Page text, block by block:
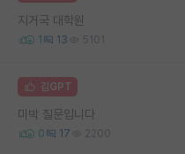
지거국 대학원
1 13 5101
김GPT
미박 질문입니다
0 17 2200